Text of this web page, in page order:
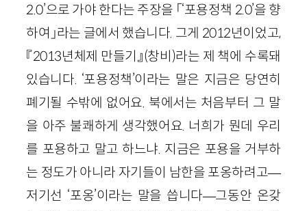
2.0’으로 가야 한다는 주장을 「‘포용정책 2.0’을 향
하여」라는 글에서 했습니다. 그게 2012년이었고,
『2013년체제 만들기』(창비)라는 제 책에 수록돼
있습니다. ‘포용정책’이라는 말은 지금은 당연히
폐기될 수밖에 없어요. 북에서는 처음부터 그 말
을 아주 불쾌하게 생각했어요. 너희가 뭔데 우리
를 포용하고 말고 하느냐. 지금은 포용을 거부하
는 정도가 아니라 자기들이 남한을 포옹하려고—
저기선 ‘포옹’이라는 말을 씁니다—그동안 온갖